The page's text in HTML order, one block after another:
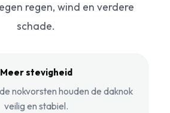
regen, wind en verdere
schade.
Meer stevigheid
nokvorsten houden de daknok
veilig en stabiel.